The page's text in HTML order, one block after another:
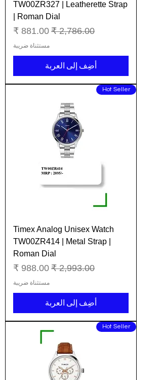
TW00ZR327 | Leatherette Strap
| Roman Dial
سعر عادي سعر البيع
مستثناة ضريبة
أضِف إلى العربة
Hot Seller
Timex Analog Unisex Watch
TW00ZR414 | Metal Strap |
Roman Dial
سعر عادي سعر البيع
مستثناة ضريبة
أضِف إلى العربة
Hot Seller